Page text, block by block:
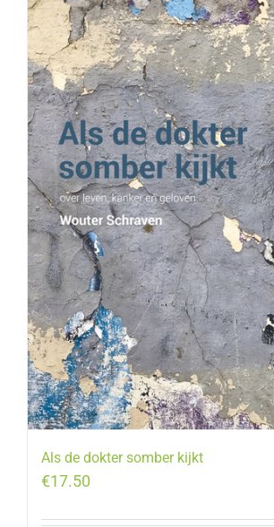
Als de dokter somber kijkt
€17.50